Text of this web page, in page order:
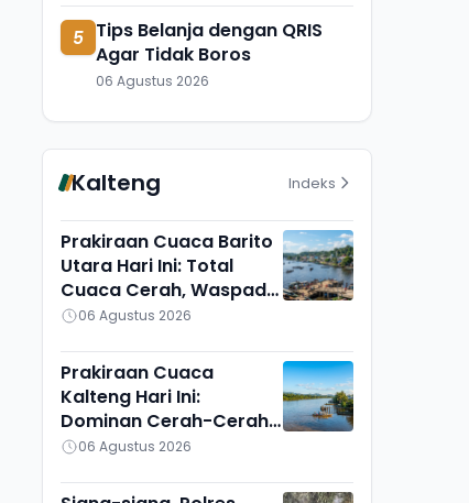
5 Tips Belanja dengan QRIS
Agar Tidak Boros
06 Agustus 2026
Kalteng Indeks
Prakiraan Cuaca Barito
Utara Hari Ini: Total
Cuaca Cerah, Waspadai
Munculnya Titik Api
06 Agustus 2026
Prakiraan Cuaca
Kalteng Hari Ini:
Dominan Cerah-Cerah
Berawan, Gunung Mas
06 Agustus 2026